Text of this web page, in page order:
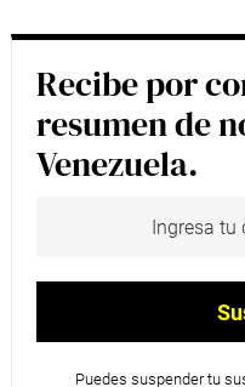
Recibe por
resumen de
Venezuela.
Puedes suspender tu